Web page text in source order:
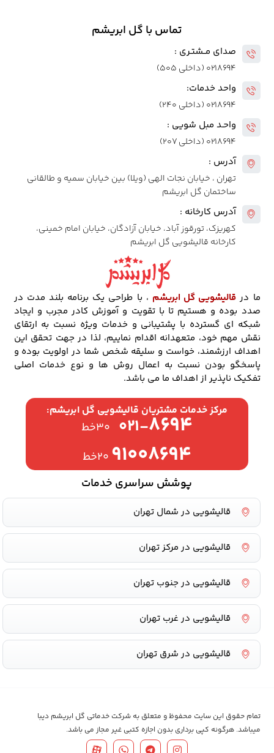
تماس با گل ابریشم
صدای مــشتـری :
۰۲۱۸۶۹۴ (داخلی ۵۰۵)
واحد خدمات:
۰۲۱۸۶۹۴ (داخلی ۲۴۰)
واحـد مبل شویی :
۰۲۱۸۶۹۴ (داخلی ۲۰۷)
آدرس :
تهران ، خیابان نجات الهی (ویلا) بین خیابان سمیه و طالقانی
ساختمان گل ابریشم
آدرس کارخانه :
کهریزک، تورقوز آباد، خیابان آزادگان، خیابان امام خمینی،
کارخانه قالیشویی گل ابریشم
ما در قالیشویی گل ابریشم ، با طراحی یک برنامه بلند مدت در
صدد بوده و هستیم تا با تقویت و آموزش کادر مجرب و ایجاد
شبکه ای گسترده با پشتیبانی و خدمات ویژه نسبت به ارتقای
نقش مهم خود، متعهدانه اقدام نماییم، لذا در جهت تحقق این
اهداف ارزشمند، خواست و سلیقه شخص شما در اولویت بوده و
پاسخگو بودن نسبت به اعمال روش ها و نوع خدمات اصلی
تفکیک ناپذیر از اهداف ما می باشد.
مرکز خدمات مشتریان قالیشویی گل ابریشم:
۰۲۱-۸۶۹۴ ۳۰خط
۹۱۰۰۸۶۹۴ ۲۰خط
پوشش سراسری خدمات
قالیشویی در شمال تهران
قالیشویی در مرکز تهران
قالیشویی در جنوب تهران
قالیشویی در غرب تهران
قالیشویی در شرق تهران
تمام حقوق این سایت محفوظ و متعلق به شرکت خدماتی گل ابریشم دیبا
میباشد. هرگونه کپی برداری بدون اجازه کتبی غیر مجاز می باشد.